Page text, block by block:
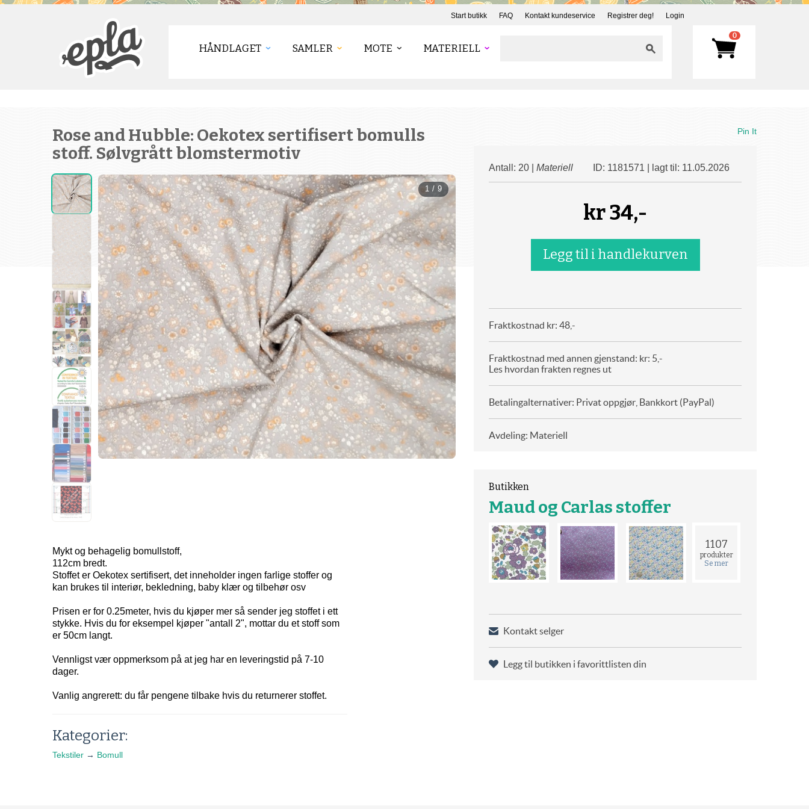
Start butikk FAQ Kontakt kundeservice Registrer deg! Login
HÅNDLAGET SAMLER MOTE MATERIELL
0
Rose and Hubble: Oekotex sertifisert bomulls
stoff. Sølvgrått blomstermotiv
1 / 9
Mykt og behagelig bomullstoff,
112cm bredt.
Stoffet er Oekotex sertifisert, det inneholder ingen farlige stoffer og
kan brukes til interiør, bekledning, baby klær og tilbehør osv
Prisen er for 0.25meter, hvis du kjøper mer så sender jeg stoffet i ett
stykke. Hvis du for eksempel kjøper "antall 2", mottar du et stoff som
er 50cm langt.
Vennligst vær oppmerksom på at jeg har en leveringstid på 7-10
dager.
Vanlig angrerett: du får pengene tilbake hvis du returnerer stoffet.
Kategorier:
Tekstiler → Bomull
Pin It
Antall: 20 | Materiell ID: 1181571 | lagt til: 11.05.2026
kr34,-
Fraktkostnad kr: 48,-
Fraktkostnad med annen gjenstand: kr: 5,-
Les hvordan frakten regnes ut
Betalingalternativer: Privat oppgjør, Bankkort (PayPal)
Avdeling: Materiell
Butikken
Maud og Carlas stoffer
1107
produkter
Se mer
Kontakt selger
Legg til butikken i favorittlisten din